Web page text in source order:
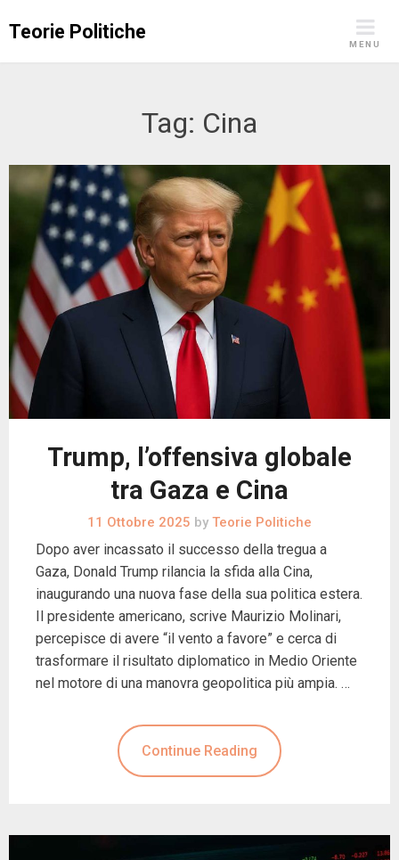
toTeorie Politiche
MENU
Tag: Cina
Trump, l’offensiva globale
tra Gaza e Cina
11 Ottobre 2025 by Teorie Politiche
Dopo aver incassato il successo della tregua a
Gaza, Donald Trump rilancia la sfida alla Cina,
inaugurando una nuova fase della sua politica estera.
Il presidente americano, scrive Maurizio Molinari,
percepisce di avere “il vento a favore” e cerca di
trasformare il risultato diplomatico in Medio Oriente
nel motore di una manovra geopolitica più ampia. …
Continue Reading